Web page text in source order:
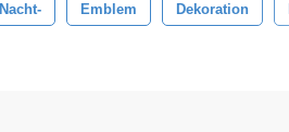
Nacht- Emblem Dekoration